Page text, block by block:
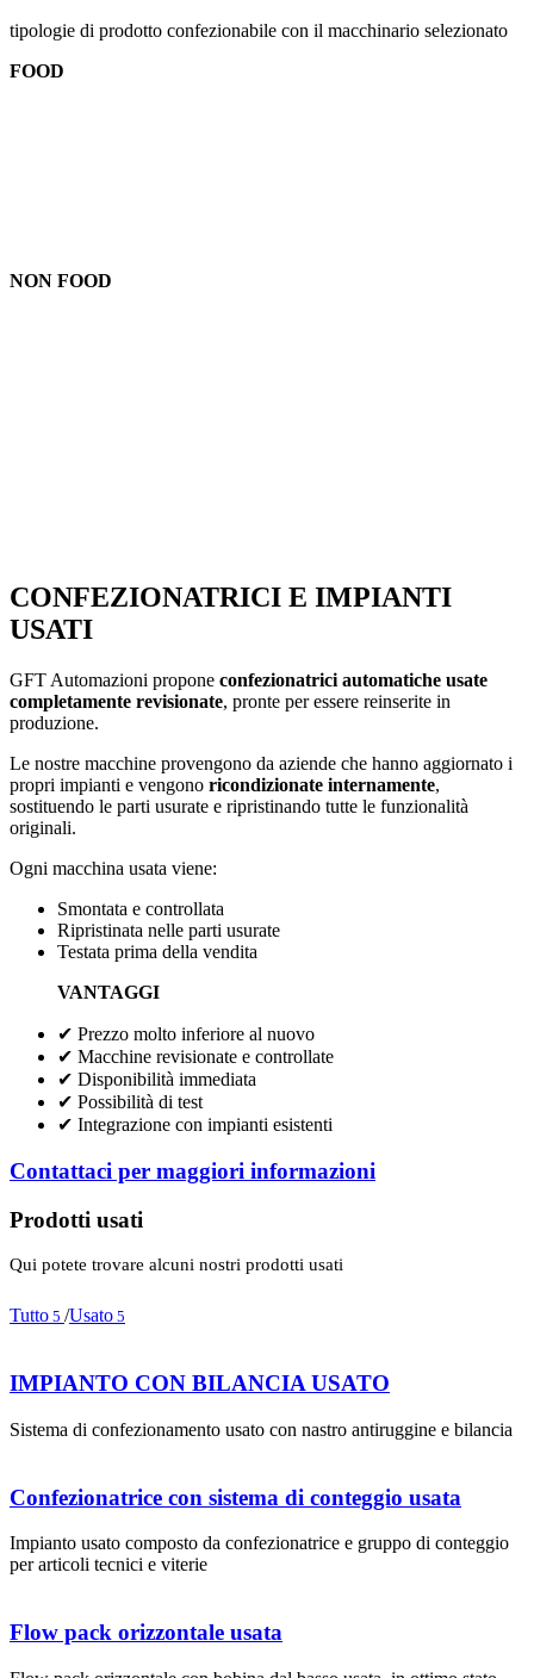
tipologie di prodotto confezionabile con il macchinario selezionato
FOOD
NON FOOD
CONFEZIONATRICI E IMPIANTI
USATI
GFT Automazioni propone confezionatrici automatiche usate
completamente revisionate, pronte per essere reinserite in
produzione.
Le nostre macchine provengono da aziende che hanno aggiornato i
propri impianti e vengono ricondizionate internamente,
sostituendo le parti usurate e ripristinando tutte le funzionalità
originali.
Ogni macchina usata viene:
Smontata e controllata
Ripristinata nelle parti usurate
Testata prima della vendita
VANTAGGI
✔ Prezzo molto inferiore al nuovo
✔ Macchine revisionate e controllate
✔ Disponibilità immediata
✔ Possibilità di test
✔ Integrazione con impianti esistenti
Contattaci per maggiori informazioni
Prodotti usati
Qui potete trovare alcuni nostri prodotti usati
Tutto 5 /Usato 5
IMPIANTO CON BILANCIA USATO
Sistema di confezionamento usato con nastro antiruggine e bilancia
Confezionatrice con sistema di conteggio usata
Impianto usato composto da confezionatrice e gruppo di conteggio
per articoli tecnici e viterie
Flow pack orizzontale usata